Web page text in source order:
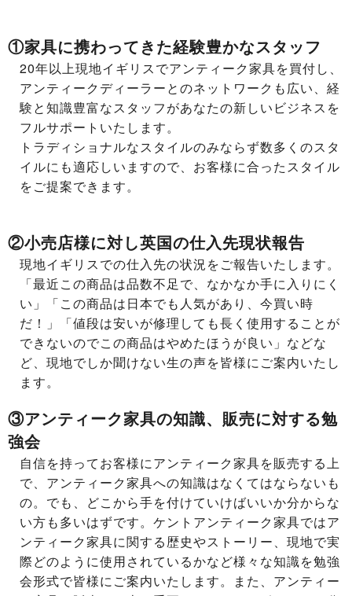
①家具に携わってきた経験豊かなスタッフ
20年以上現地イギリスでアンティーク家具を買付し、
アンティークディーラーとのネットワークも広い、経
験と知識豊富なスタッフがあなたの新しいビジネスを
フルサポートいたします。
トラディショナルなスタイルのみならず数多くのスタ
イルにも適応しいますので、お客様に合ったスタイル
をご提案できます。
②小売店様に対し英国の仕入先現状報告
現地イギリスでの仕入先の状況をご報告いたします。
「最近この商品は品数不足で、なかなか手に入りにく
い」「この商品は日本でも人気があり、今買い時
だ！」「値段は安いが修理しても長く使用することが
できないのでこの商品はやめたほうが良い」などな
ど、現地でしか聞けない生の声を皆様にご案内いたし
ます。
③アンティーク家具の知識、販売に対する勉
強会
自信を持ってお客様にアンティーク家具を販売する上
で、アンティーク家具への知識はなくてはならないも
の。でも、どこから手を付けていけばいいか分からな
い方も多いはずです。ケントアンティーク家具ではア
ンティーク家具に関する歴史やストーリー、現地で実
際どのように使用されているかなど様々な知識を勉強
会形式で皆様にご案内いたします。また、アンティー